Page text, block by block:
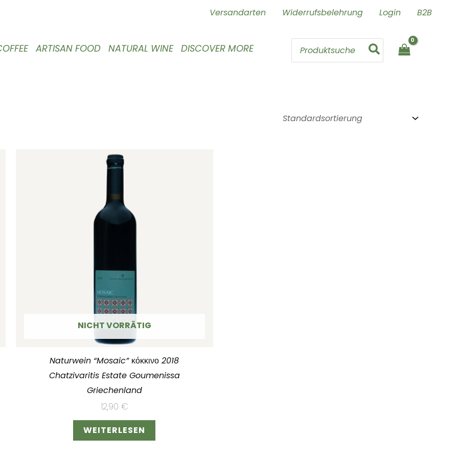
Versandarten Widerrufsbelehrung Login B2B
ARTISAN FOOD NATURAL WINE DISCOVER MORE
Search
NICHT VORRÄTIG
Naturwein “Mosaic” κόκκινο 2018
Chatzivaritis Estate Goumenissa
Griechenland
12,90 €
WEITERLESEN